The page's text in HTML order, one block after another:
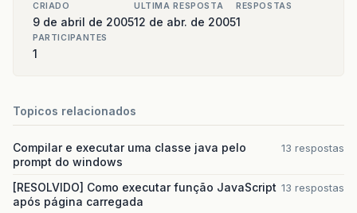
CRIADO
9 de abril de 2005
ULTIMA RESPOSTA
12 de abr. de 2005
RESPOSTAS
1
PARTICIPANTES
1
Topicos relacionados
Compilar e executar uma classe java pelo
prompt do windows
13 respostas
[RESOLVIDO] Como executar função JavaScript
após página carregada
13 respostas